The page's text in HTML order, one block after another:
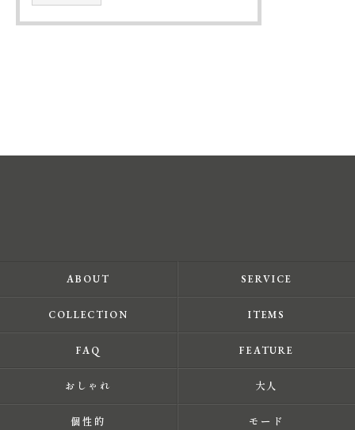
ABOUT SERVICE
COLLECTION ITEMS
FAQ FEATURE
おしゃれ 大人
個性的 モード